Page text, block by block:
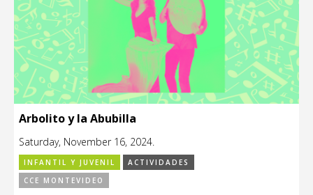
Arbolito y la Abubilla
Saturday, November 16, 2024.
INFANTIL Y JUVENIL
ACTIVIDADES
CCE MONTEVIDEO